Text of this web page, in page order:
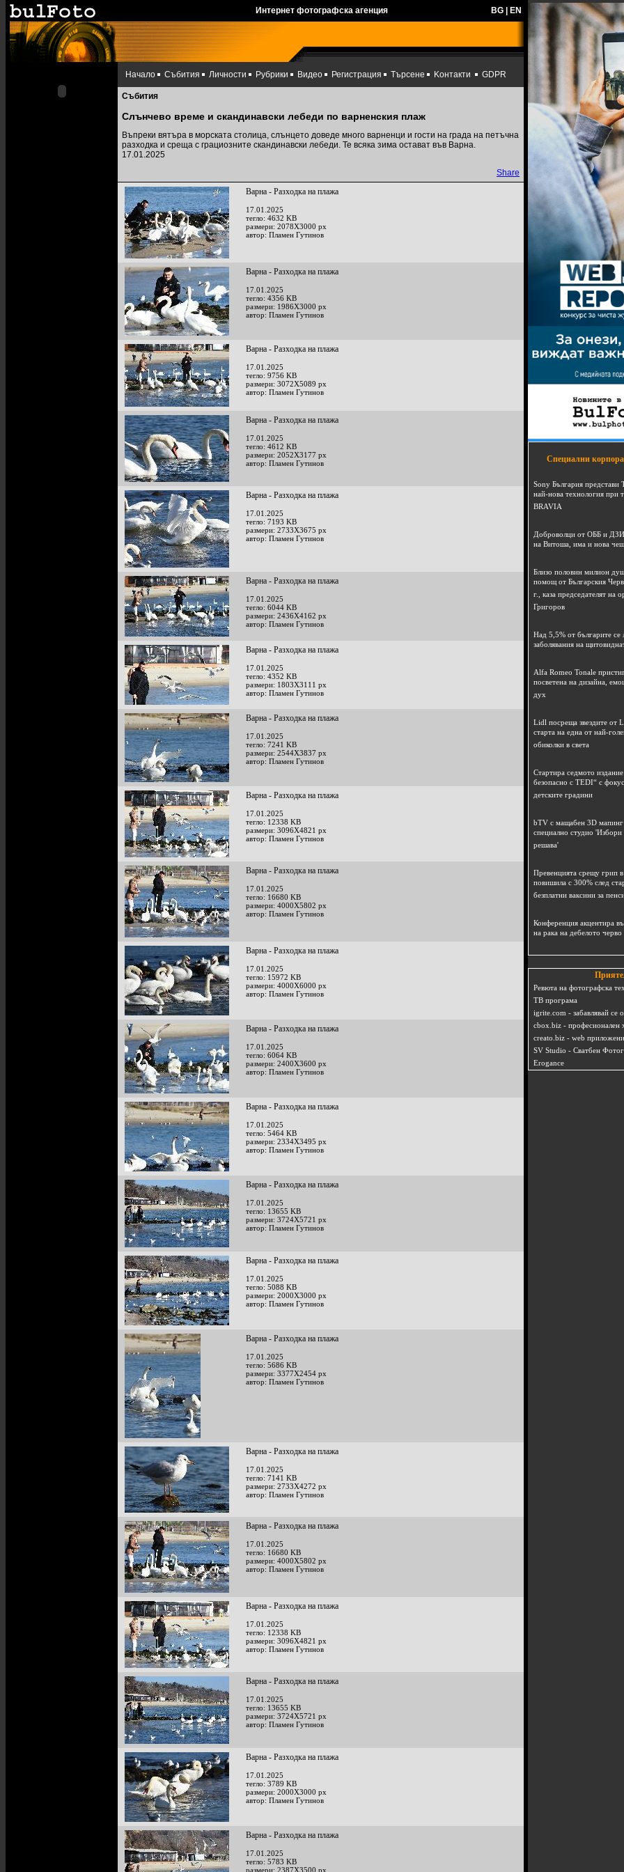
Интернет фотографска агенция BG EN
Начало Събития Личности Рубрики Видео Регистрация Търсене Kонтакти GDPR
Събития
Слънчево време и скандинавски лебеди по варненския плаж
Въпреки вятъра в морската столица, слънцето доведе много варненци и гости на града на петъчна
разходка и среща с грациозните скандинавски лебеди. Те всяка зима остават във Варна.
17.01.2025
Share
Варна - Разходка на плажа
17.01.2025
тегло: 4632 KB
размери: 2078X3000 px
автор: Пламен Гутинов
Варна - Разходка на плажа
17.01.2025
тегло: 4356 KB
размери: 1986X3000 px
автор: Пламен Гутинов
Варна - Разходка на плажа
17.01.2025
тегло: 9756 KB
размери: 3072X5089 px
автор: Пламен Гутинов
Варна - Разходка на плажа
17.01.2025
тегло: 4612 KB
размери: 2052X3177 px
автор: Пламен Гутинов
Варна - Разходка на плажа
17.01.2025
тегло: 7193 KB
размери: 2733X3675 px
автор: Пламен Гутинов
Варна - Разходка на плажа
17.01.2025
тегло: 6044 KB
размери: 2436X4162 px
автор: Пламен Гутинов
Варна - Разходка на плажа
17.01.2025
тегло: 4352 KB
размери: 1803X3111 px
автор: Пламен Гутинов
Варна - Разходка на плажа
17.01.2025
тегло: 7241 KB
размери: 2544X3837 px
автор: Пламен Гутинов
Варна - Разходка на плажа
17.01.2025
тегло: 12338 KB
размери: 3096X4821 px
автор: Пламен Гутинов
Варна - Разходка на плажа
17.01.2025
тегло: 16680 KB
размери: 4000X5802 px
автор: Пламен Гутинов
Варна - Разходка на плажа
17.01.2025
тегло: 15972 KB
размери: 4000X6000 px
автор: Пламен Гутинов
Варна - Разходка на плажа
17.01.2025
тегло: 6064 KB
размери: 2400X3600 px
автор: Пламен Гутинов
Варна - Разходка на плажа
17.01.2025
тегло: 5464 KB
размери: 2334X3495 px
автор: Пламен Гутинов
Варна - Разходка на плажа
17.01.2025
тегло: 13655 KB
размери: 3724X5721 px
автор: Пламен Гутинов
Варна - Разходка на плажа
17.01.2025
тегло: 5088 KB
размери: 2000X3000 px
автор: Пламен Гутинов
Варна - Разходка на плажа
17.01.2025
тегло: 5686 KB
размери: 3377X2454 px
автор: Пламен Гутинов
Варна - Разходка на плажа
17.01.2025
тегло: 7141 KB
размери: 2733X4272 px
автор: Пламен Гутинов
Варна - Разходка на плажа
17.01.2025
тегло: 16680 KB
размери: 4000X5802 px
автор: Пламен Гутинов
Варна - Разходка на плажа
17.01.2025
тегло: 12338 KB
размери: 3096X4821 px
автор: Пламен Гутинов
Варна - Разходка на плажа
17.01.2025
тегло: 13655 KB
размери: 3724X5721 px
автор: Пламен Гутинов
Варна - Разходка на плажа
17.01.2025
тегло: 3789 KB
размери: 2000X3000 px
автор: Пламен Гутинов
Варна - Разходка на плажа
17.01.2025
тегло: 5783 KB
размери: 2387X3500 px
Специални
Sony България представи
най-нова технология при
BRAVIA
Доброволци от ОББ и ДЗИ
на Витоша, има и нова
Близо половин милион
помощ от Българския
г., каза председателят на
Григоров
Над 5,5% от българите се
заболявания на
Alfa Romeo Tonale
посветена на дизайна,
дух
Lidl посреща звездите от
старта на една от най-
обиколки в света
Стартира седмото
безопасно с TEDI“ с
детските градини
bTV с мащабен 3D мапинг
специално студио
решава'
Превенцията срещу грип в
повишила с 300% след
безплатни ваксини за
Конференция акцентира
на рака на дебелото черво
Ревюта на фотографска
ТВ програма
igrite.com - забавлявай се
cbox.biz - професионален
creato.biz - web
SV Studio - Сватбен
Erogance